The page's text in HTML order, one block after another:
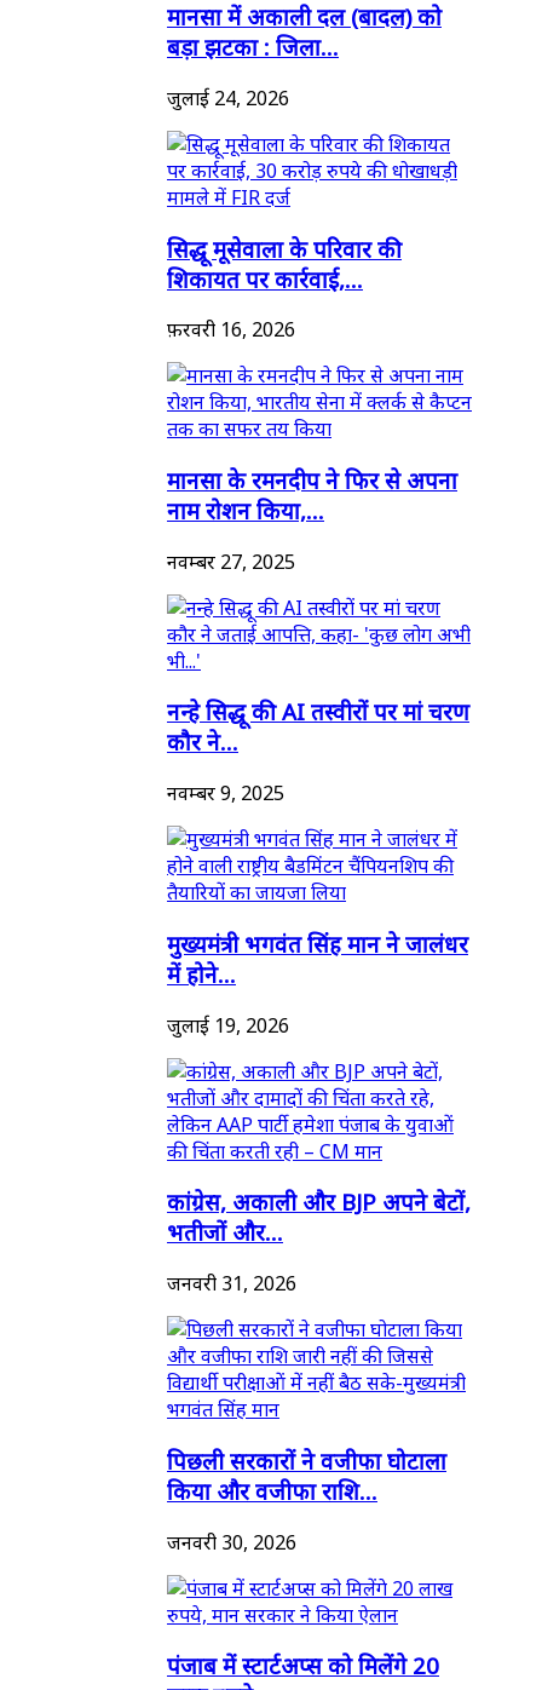
मानसा में अकाली दल (बादल) को
बड़ा झटका : जिला...
जुलाई 24, 2026
सिद्धू मूसेवाला के परिवार की
शिकायत पर कार्रवाई,...
फ़रवरी 16, 2026
मानसा के रमनदीप ने फिर से अपना
नाम रोशन किया,...
नवम्बर 27, 2025
नन्हे सिद्धू की AI तस्वीरों पर मां चरण
कौर ने...
नवम्बर 9, 2025
मुख्यमंत्री भगवंत सिंह मान ने जालंधर
में होने...
जुलाई 19, 2026
कांग्रेस, अकाली और BJP अपने बेटों,
भतीजों और...
जनवरी 31, 2026
पिछली सरकारों ने वजीफा घोटाला
किया और वजीफा राशि...
जनवरी 30, 2026
पंजाब में स्टार्टअप्स को मिलेंगे 20